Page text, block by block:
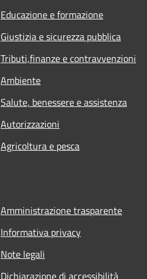
Educazione e formazione
Giustizia e sicurezza pubblica
Tributi,finanze e contravvenzioni
Ambiente
Salute, benessere e assistenza
Autorizzazioni
Agricoltura e pesca
Amministrazione trasparente
Informativa privacy
Note legali
Dichiarazione di accessibilità